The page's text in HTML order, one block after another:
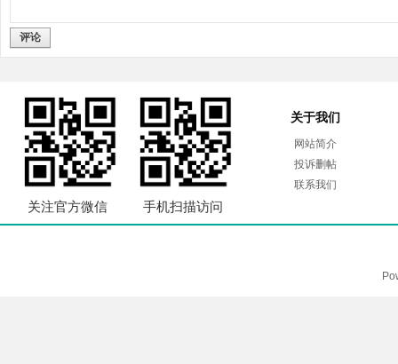
评论
关注官方微信 手机扫描访问
关于我们
网站简介
投诉删帖
联系我们